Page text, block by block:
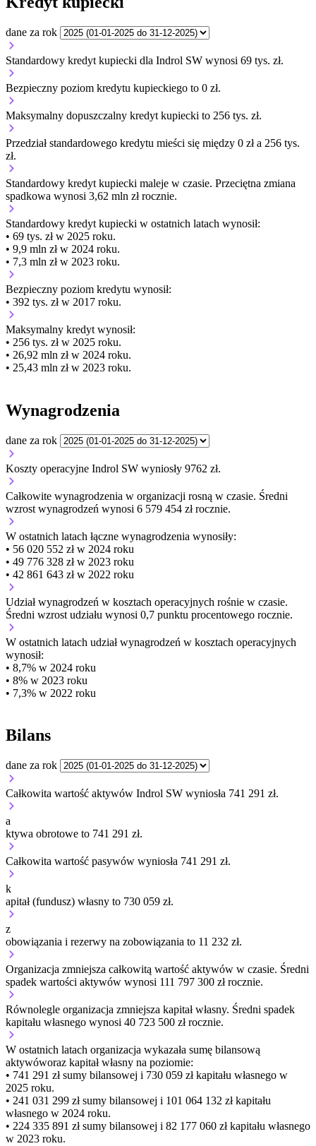
dane za rok
Standardowy kredyt kupiecki dla Indrol SW wynosi 69 tys. zł.
Bezpieczny poziom kredytu kupieckiego to 0 zł.
Maksymalny dopuszczalny kredyt kupiecki to 256 tys. zł.
Przedział standardowego kredytu mieści się między 0 zł a 256 tys.
zł.
Standardowy kredyt kupiecki maleje w czasie. Przeciętna zmiana
spadkowa wynosi 3,62 mln zł rocznie.
Standardowy kredyt kupiecki w ostatnich latach wynosił:
• 69 tys. zł w 2025 roku.
• 9,9 mln zł w 2024 roku.
• 7,3 mln zł w 2023 roku.
Bezpieczny poziom kredytu wynosił:
• 392 tys. zł w 2017 roku.
Maksymalny kredyt wynosił:
• 256 tys. zł w 2025 roku.
• 26,92 mln zł w 2024 roku.
• 25,43 mln zł w 2023 roku.
Wynagrodzenia
dane za rok
Koszty operacyjne Indrol SW wyniosły 9762 zł.
Całkowite wynagrodzenia w organizacji rosną w czasie. Średni
wzrost wynagrodzeń wynosi 6 579 454 zł rocznie.
W ostatnich latach łączne wynagrodzenia wynosiły:
• 56 020 552 zł w 2024 roku
• 49 776 328 zł w 2023 roku
• 42 861 643 zł w 2022 roku
Udział wynagrodzeń w kosztach operacyjnych rośnie w czasie.
Średni wzrost udziału wynosi 0,7 punktu procentowego rocznie.
W ostatnich latach udział wynagrodzeń w kosztach operacyjnych
wynosił:
• 8,7% w 2024 roku
• 8% w 2023 roku
• 7,3% w 2022 roku
Bilans
dane za rok
Całkowita wartość aktywów Indrol SW wyniosła 741 291 zł.
a
ktywa obrotowe to 741 291 zł.
Całkowita wartość pasywów wyniosła 741 291 zł.
k
apitał (fundusz) własny to 730 059 zł.
z
obowiązania i rezerwy na zobowiązania to 11 232 zł.
Organizacja zmniejsza całkowitą wartość aktywów w czasie. Średni
spadek wartości aktywów wynosi 111 797 300 zł rocznie.
Równolegle organizacja zmniejsza kapitał własny. Średni spadek
kapitału własnego wynosi 40 723 500 zł rocznie.
W ostatnich latach organizacja wykazała sumę bilansową
aktywóworaz kapitał własny na poziomie:
• 741 291 złsumy bilansowej i 730 059 zł kapitału własnego w
2025 roku.
• 241 031 299 złsumy bilansowej i 101 064 132 zł kapitału
własnego w 2024 roku.
• 224 335 891 złsumy bilansowej i 82 177 060 zł kapitału własnego
w 2023 roku.